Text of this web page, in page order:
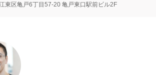
東区亀戸6丁目57-20 亀戸東口駅前ビル2F